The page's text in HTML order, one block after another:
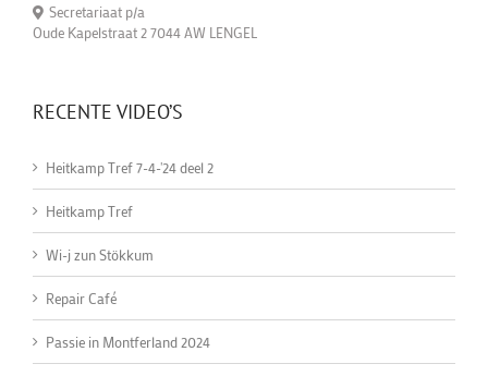
Secretariaat p/a
Oude Kapelstraat 2 7044 AW LENGEL
RECENTE VIDEO’S
Heitkamp Tref 7-4-'24 deel 2
Heitkamp Tref
Wi-j zun Stökkum
Repair Café
Passie in Montferland 2024